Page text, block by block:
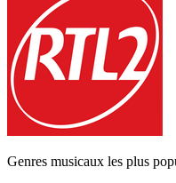
Genres musicaux les plus